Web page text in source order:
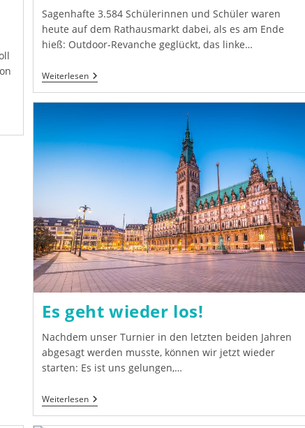
Sagenhafte 3.584 Schülerinnen und Schüler waren
heute auf dem Rathausmarkt dabei, als es am Ende
hieß: Outdoor-Revanche geglückt, das linke…
WeiterlesenRevanche
Geglückt
Baut
Die
Führung
Es geht wieder los!
Nachdem unser Turnier in den letzten beiden Jahren
abgesagt werden musste, können wir jetzt wieder
starten: Es ist uns gelungen,…
WeiterlesenEs
Geht